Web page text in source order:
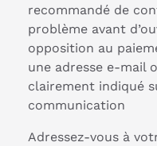
recommandé de
problème avant
opposition au
une adresse e-mail
clairement indiqué
communication
Adressez-vous à